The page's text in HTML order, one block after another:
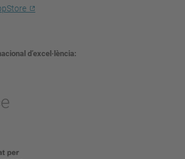
d’excel·lència